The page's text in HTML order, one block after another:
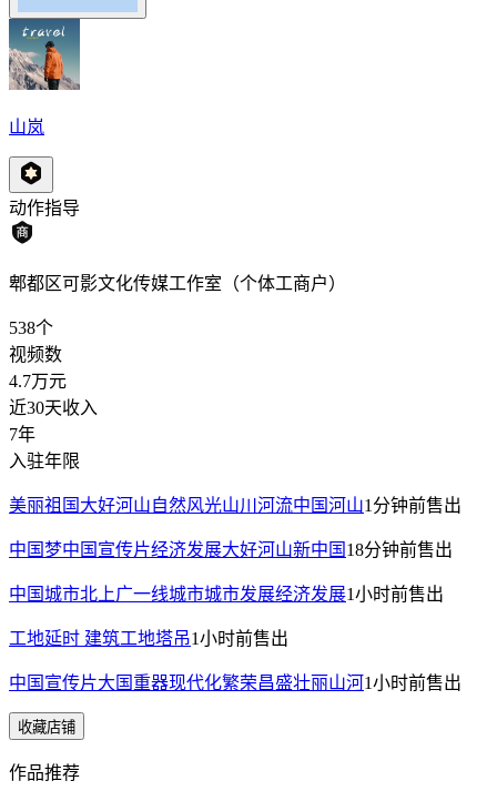
山岚
动作指导
郫都区可影文化传媒工作室（个体工商户）
538个
视频数
4.7万元
近30天收入
7年
入驻年限
美丽祖国大好河山自然风光山川河流中国河山1分钟前售出
中国梦中国宣传片经济发展大好河山新中国 18分钟前售出
中国城市北上广一线城市城市发展经济发展1小时前售出
工地延时 建筑工地塔吊1小时前售出
中国宣传片大国重器现代化繁荣昌盛壮丽山河1小时前售出
收藏店铺
作品推荐